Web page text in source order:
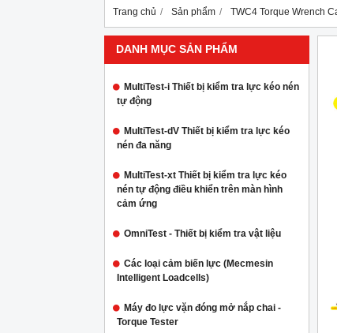
Trang chủ Sản phẩm TWC4 Torque Wrench
DANH MỤC SẢN PHẨM
MultiTest-i Thiết bị kiểm tra lực kéo nén
tự động
MultiTest-dV Thiết bị kiểm tra lực kéo
nén đa năng
MultiTest-xt Thiết bị kiểm tra lực kéo
nén tự động điều khiển trên màn hình
cảm ứng
OmniTest - Thiết bị kiểm tra vật liệu
Các loại cảm biến lực (Mecmesin
Intelligent Loadcells)
Máy đo lực vặn đóng mở nắp chai -
Torque Tester